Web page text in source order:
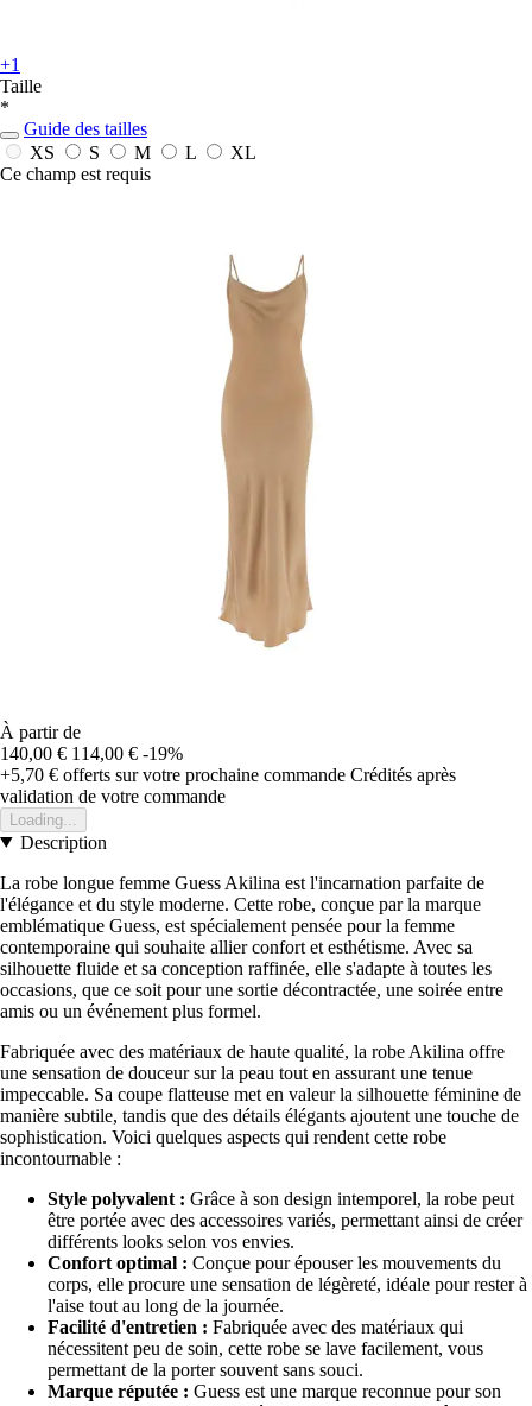
+1
Taille
*
Guide des tailles
XS
S M L
XL
Ce champ est requis
À partir de
140,00 € 114,00 € -19%
+5,70 € offerts sur votre prochaine commande Crédités après
validation de votre commande
Loading...
Description
La robe longue femme Guess Akilina est l'incarnation parfaite de
l'élégance et du style moderne. Cette robe, conçue par la marque
emblématique Guess, est spécialement pensée pour la femme
contemporaine qui souhaite allier confort et esthétisme. Avec sa
silhouette fluide et sa conception raffinée, elle s'adapte à toutes les
occasions, que ce soit pour une sortie décontractée, une soirée entre
amis ou un événement plus formel.
Fabriquée avec des matériaux de haute qualité, la robe Akilina offre
une sensation de douceur sur la peau tout en assurant une tenue
impeccable. Sa coupe flatteuse met en valeur la silhouette féminine de
manière subtile, tandis que des détails élégants ajoutent une touche de
sophistication. Voici quelques aspects qui rendent cette robe
incontournable :
Style polyvalent : Grâce à son design intemporel, la robe peut
être portée avec des accessoires variés, permettant ainsi de créer
différents looks selon vos envies.
Confort optimal : Conçue pour épouser les mouvements du
corps, elle procure une sensation de légèreté, idéale pour rester à
l'aise tout au long de la journée.
Facilité d'entretien : Fabriquée avec des matériaux qui
nécessitent peu de soin, cette robe se lave facilement, vous
permettant de la porter souvent sans souci.
Marque réputée : Guess est une marque reconnue pour son